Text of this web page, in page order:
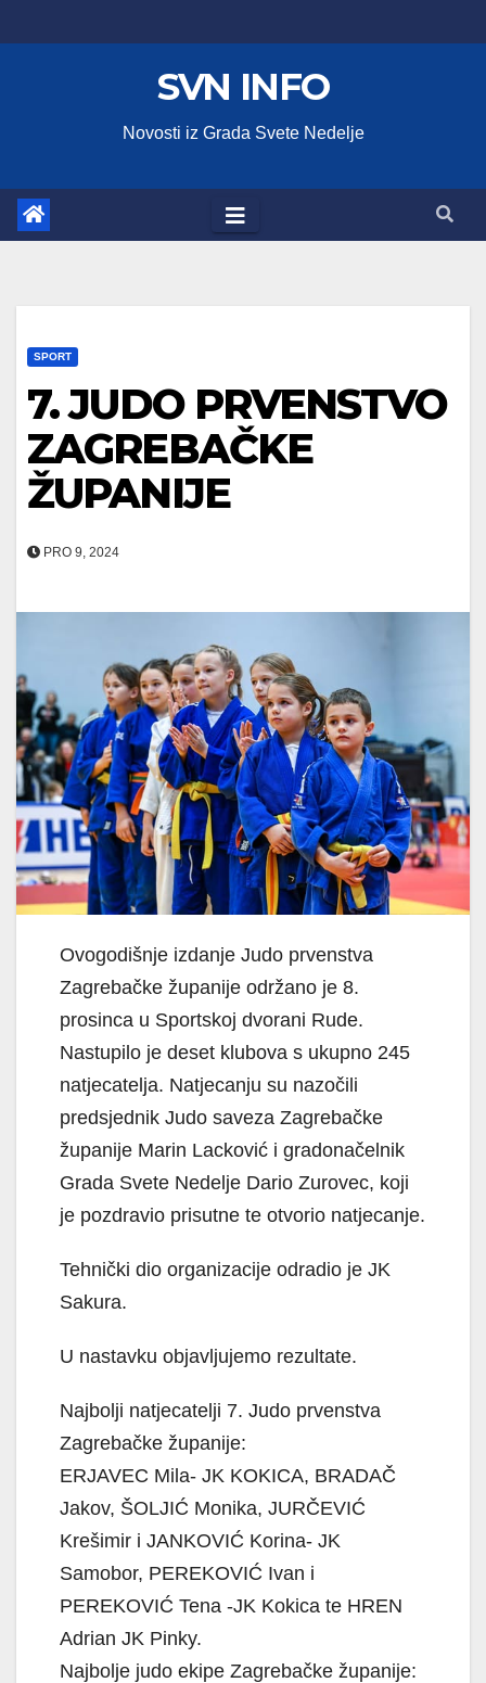
to
SVN INFO
Novosti iz Grada Svete Nedelje
SPORT
7. JUDO PRVENSTVO
ZAGREBAČKE
ŽUPANIJE
PRO 9, 2024
Ovogodišnje izdanje Judo prvenstva
Zagrebačke županije održano je 8.
prosinca u Sportskoj dvorani Rude.
Nastupilo je deset klubova s ukupno 245
natjecatelja. Natjecanju su nazočili
predsjednik Judo saveza Zagrebačke
županije Marin Lacković i gradonačelnik
Grada Svete Nedelje Dario Zurovec, koji
je pozdravio prisutne te otvorio natjecanje.
Tehnički dio organizacije odradio je JK
Sakura.
U nastavku objavljujemo rezultate.
Najbolji natjecatelji 7. Judo prvenstva
Zagrebačke županije:
ERJAVEC Mila- JK KOKICA, BRADAČ
Jakov, ŠOLJIĆ Monika, JURČEVIĆ
Krešimir i JANKOVIĆ Korina- JK
Samobor, PEREKOVIĆ Ivan i
PEREKOVIĆ Tena -JK Kokica te HREN
Adrian JK Pinky.
Najbolje judo ekipe Zagrebačke županije: